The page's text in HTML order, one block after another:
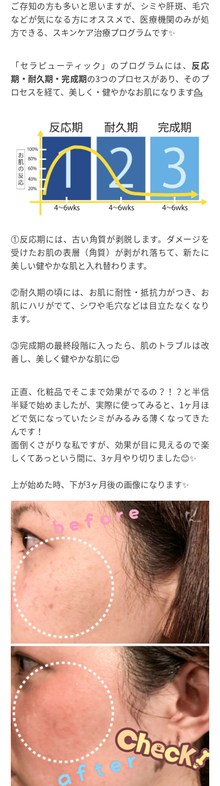
ご存知の方も多いと思いますが、シミや肝斑、毛穴
などが気になる方にオススメで、医療機関のみが処
方できる、スキンケア治療プログラムです✨
「セラピューティック」のプログラムには、 反応
期・耐久期・完成期の3つのプロセスがあり、そのプ
ロセスを経て、美しく・健やかなお肌になります💁
①反応期には、古い角質が剥脱します。ダメージを
受けたお肌の表層（角質）が剥がれ落ちて、新たに
美しい健やかな肌と入れ替わります。
②耐久期の頃には、お肌に耐性・抵抗力がつき、お
肌にハリがでて、シワや毛穴などは目立たなくなり
ます。
③完成期の最終段階に入ったら、肌のトラブルは改
善し、美しく健やかな肌に😍
正直、化粧品でそこまで効果がでるの？！？と半信
半疑で始めましたが、実際に使ってみると、1ヶ月ほ
どで気になっていたシミがみるみる薄くなってきた
んです！
面倒くさがりな私ですが、効果が目に見えるので楽
しくてあっという間に、3ヶ月やり切りました😊✨
上が始めた時、下が3ヶ月後の画像になります✨